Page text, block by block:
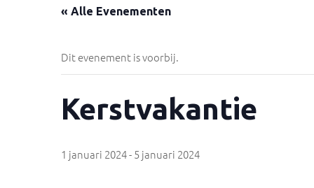
« Alle Evenementen
Dit evenement is voorbij.
Kerstvakantie
1 januari 2024-5 januari 2024